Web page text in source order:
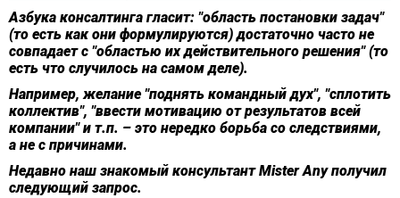
Азбука консалтинга гласит: "область постановки задач"
(то есть как они формулируются) достаточно часто не
совпадает с "областью их действительного решения" (то
есть что случилось на самом деле).
Например, желание "поднять командный дух", "сплотить
коллектив", "ввести мотивацию от результатов всей
компании" и т.п. – это нередко борьба со следствиями,
а не с причинами.
Недавно наш знакомый консультантMister Anyполучил
следующий запрос.